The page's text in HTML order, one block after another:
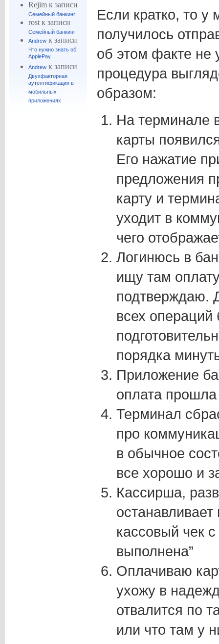
Rejimк записи
Семейный банкинг
rostк записи
Семейный банкинг
Andrewк записи
Что нужно знать об
ApplePay
Andrewк записи
Двухфакторная
аутентификация в
мобильных
приложениях
Если кратко, то у
получилось
об этом факте не
процедура
образом:
На терминале
карты
Его нажатие
предложения
карту и
уходит в
чего
Логинюсь в
ищу там
подтверждаю.
всех операций
порядка
Приложение
оплата
Терминал
про
в обычное
все хорошо и
Кассирша,
кассовый чек
выполнена”
Оплачиваю
ухожу в
отвалится по
или что там у